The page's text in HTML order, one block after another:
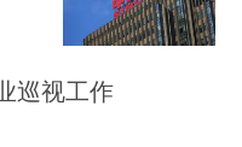
巡视工作